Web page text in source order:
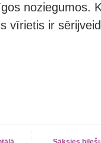
noziegumos.
vīrietis ir